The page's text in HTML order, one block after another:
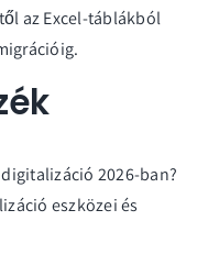
az Excel-táblákból
2026-ban?
eszközei és